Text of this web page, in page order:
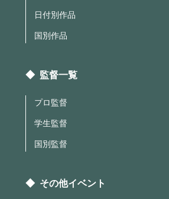
日付別作品
国別作品
◆ 監督一覧
プロ監督
学生監督
国別監督
◆ その他イベント